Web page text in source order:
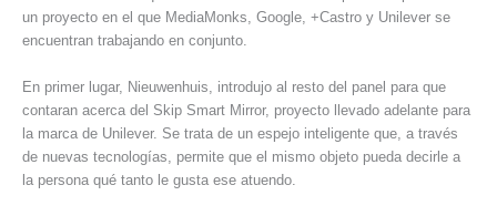
un proyecto en el que MediaMonks, Google, +Castro y Unilever se
encuentran trabajando en conjunto.
En primer lugar, Nieuwenhuis, introdujo al resto del panel para que
contaran acerca del Skip Smart Mirror, proyecto llevado adelante para
la marca de Unilever. Se trata de un espejo inteligente que, a través
de nuevas tecnologías, permite que el mismo objeto pueda decirle a
la persona qué tanto le gusta ese atuendo.